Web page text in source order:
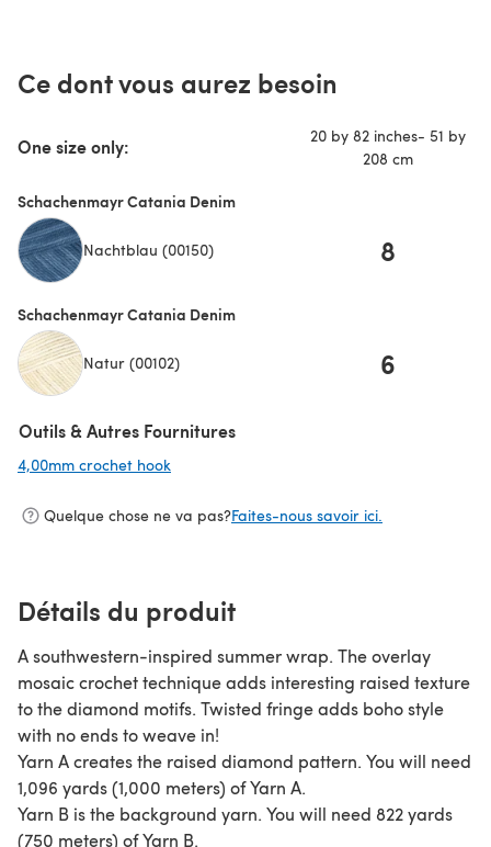
Ce dont vous aurez besoin
One size only:
20 by 82 inches- 51 by
208 cm
Schachenmayr Catania Denim
Nachtblau (00150) 8
Schachenmayr Catania Denim
Natur (00102) 6
Outils & Autres Fournitures
4,00mm crochet hook
Quelque chose ne va pas?Faites-nous savoir ici.
Détails du produit
A southwestern-inspired summer wrap. The overlay
mosaic crochet technique adds interesting raised texture
to the diamond motifs. Twisted fringe adds boho style
with no ends to weave in!
Yarn A creates the raised diamond pattern. You will need
1,096 yards (1,000 meters) of Yarn A.
Yarn B is the background yarn. You will need 822 yards
(750 meters) of Yarn B.